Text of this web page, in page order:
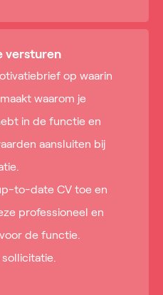
versturen
op waarin
waarom je
in de functie en
aansluiten bij
to-date CV toe en
professioneel en
de functie.